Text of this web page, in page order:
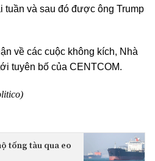
tuần và sau đó được ông Trump
về các cuộc không kích, Nhà
tuyên bố của CENTCOM.
tống tàu qua eo